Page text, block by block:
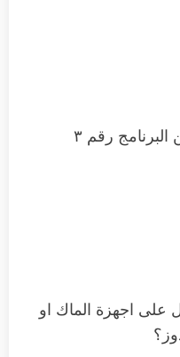
عفوا شو الفرق مابين البرنامج رقم ٣
على اجهزة الماك او